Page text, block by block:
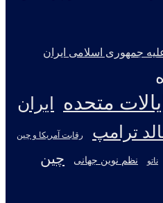
جمهوری اسلامی ایران
ایالات متحده ایران
ترامپ رقابت آمریکا و چین
ناتو نظم نوین جهانی چین